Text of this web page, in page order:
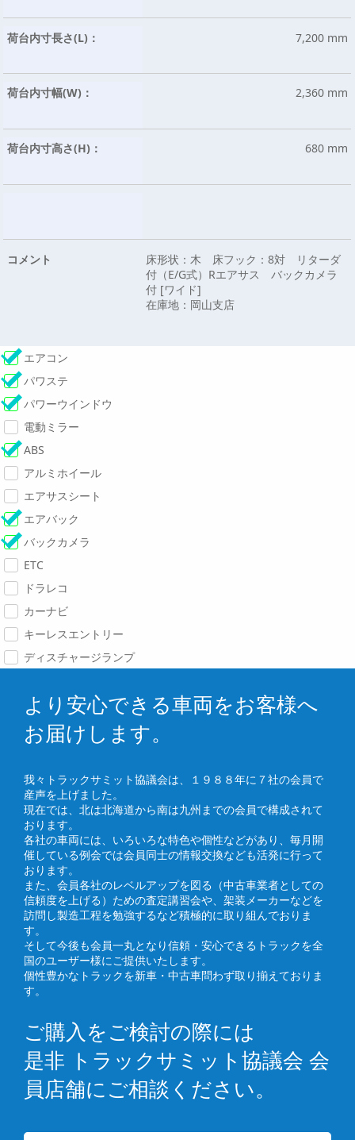
荷台内寸長さ(L)： 7,200 mm
荷台内寸幅(W)： 2,360 mm
荷台内寸高さ(H)： 680 mm
コメント
床形状：木 床フック：8対 リターダ
付（E/G式）Rエアサス バックカメラ
付 [ワイド]
在庫地：岡山支店
エアコン
パワステ
パワーウインドウ
電動ミラー
ABS
アルミホイール
エアサスシート
エアバック
バックカメラ
ETC
ドラレコ
カーナビ
キーレスエントリー
ディスチャージランプ
より安心できる車両をお客様へ
お届けします。
我々トラックサミット協議会は、１９８８年に７社の会員で
産声を上げました。
現在では、北は北海道から南は九州までの会員で構成されて
おります。
各社の車両には、いろいろな特色や個性などがあり、毎月開
催している例会では会員同士の情報交換なども活発に行って
おります。
また、会員各社のレベルアップを図る（中古車業者としての
信頼度を上げる）ための査定講習会や、架装メーカーなどを
訪問し製造工程を勉強するなど積極的に取り組んでおりま
す。
そして今後も会員一丸となり信頼・安心できるトラックを全
国のユーザー様にご提供いたします。
個性豊かなトラックを新車・中古車問わず取り揃えておりま
す。
ご購入をご検討の際には
是非 トラックサミット協議会 会
員店舗にご相談ください。